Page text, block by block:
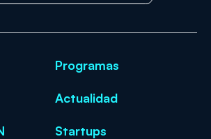
Programas
Actualidad
Startups